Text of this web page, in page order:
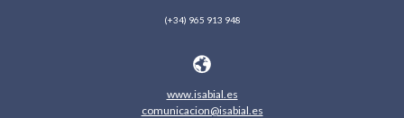
(+34) 965 913 948
www.isabial.es
comunicacion@isabial.es